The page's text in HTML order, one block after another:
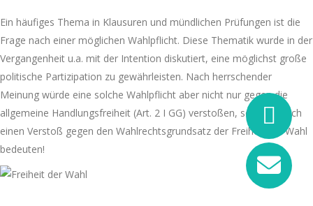
Ein häufiges Thema in Klausuren und mündlichen Prüfungen ist die
Frage nach einer möglichen Wahlpflicht. Diese Thematik wurde in der
Vergangenheit u.a. mit der Intention diskutiert, eine möglichst große
politische Partizipation zu gewährleisten. Nach herrschender
Meinung würde eine solche Wahlpflicht aber nicht nur gegen die
allgemeine Handlungsfreiheit (Art. 2 I GG) verstoßen, sondern auch
einen Verstoß gegen den Wahlrechtsgrundsatz der Freiheit der Wahl
bedeuten!